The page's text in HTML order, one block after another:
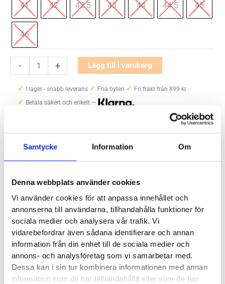
Samtycke Information Om
Denna webbplats använder cookies
Vi använder cookies för att anpassa innehållet och
annonserna till användarna, tillhandahålla funktioner för
sociala medier och analysera vår trafik. Vi
vidarebefordrar även sådana identifierare och annan
information från din enhet till de sociala medier och
annons- och analysföretag som vi samarbetar med.
Dessa kan i sin tur kombinera informationen med annan
information som du har tillhandahållit eller som de har
41 42 42.5 43 44 44.5 45
46
-
Cloudflow
mängd
+ Lägg till i varukorg
✓ I lager - snabb leverans ✓ Fria byten ✓ Fri frakt från 899 kr
✓ Betala säkert och enkelt —
Etiketter:on,on cloudflow
on running
Saldo weblager. För aktuellt butikssaldo, kontakta din närmstabutik.
Produktegenskaper
Läst:Normal, smal
Fotvalv:Normala
Vikt:
232g
Höjd:Häl 22mm – Framfot 16mm